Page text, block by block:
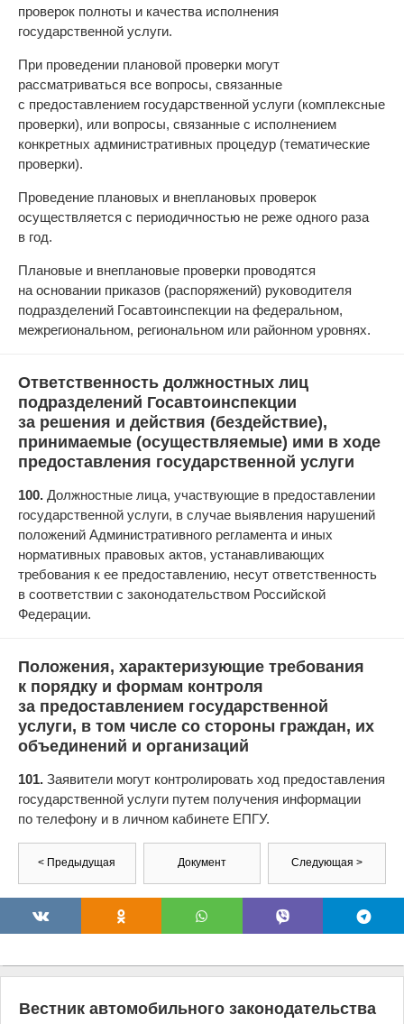
проверок полноты и качества исполнения
государственной услуги.
При проведении плановой проверки могут
рассматриваться все вопросы, связанные
с предоставлением государственной услуги (комплексные
проверки), или вопросы, связанные с исполнением
конкретных административных процедур (тематические
проверки).
Проведение плановых и внеплановых проверок
осуществляется с периодичностью не реже одного раза
в год.
Плановые и внеплановые проверки проводятся
на основании приказов (распоряжений) руководителя
подразделений Госавтоинспекции на федеральном,
межрегиональном, региональном или районном уровнях.
Ответственность должностных лиц
подразделений Госавтоинспекции
за решения и действия (бездействие),
принимаемые (осуществляемые) ими в ходе
предоставления государственной услуги
100. Должностные лица, участвующие в предоставлении
государственной услуги, в случае выявления нарушений
положений Административного регламента и иных
нормативных правовых актов, устанавливающих
требования к ее предоставлению, несут ответственность
в соответствии с законодательством Российской
Федерации.
Положения, характеризующие требования
к порядку и формам контроля
за предоставлением государственной
услуги, в том числе со стороны граждан, их
объединений и организаций
101. Заявители могут контролировать ход предоставления
государственной услуги путем получения информации
по телефону и в личном кабинете ЕПГУ.
< Предыдущая Документ Следующая >
Вестник автомобильного законодательства